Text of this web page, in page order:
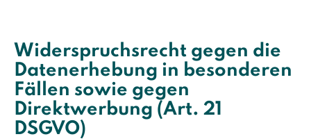
Widerspruchsrecht gegen die
Datenerhebung in besonderen
Fällen sowie gegen
Direktwerbung (Art. 21
DSGVO)